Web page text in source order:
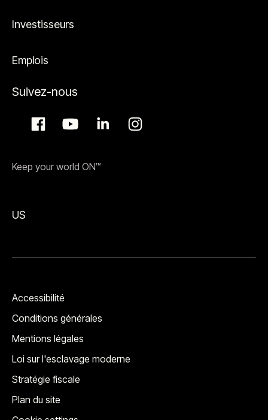
Investisseurs
Emplois
Suivez-nous
Keep your world ON™
US
Accessibilité
Conditions générales
Mentions légales
Loi sur l'esclavage moderne
Stratégie fiscale
Plan du site